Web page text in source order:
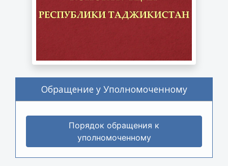
Обращение у Уполномоченному
Порядок обращения к
уполномоченному